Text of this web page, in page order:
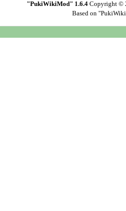
"PukiWikiMod" 1.6.4 Copyright ©
Based on